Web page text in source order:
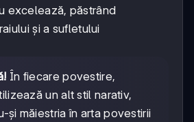
excelează, păstrând
și a sufletului
În fiecare povestire,
un alt stil narativ,
și măiestria în arta povestirii